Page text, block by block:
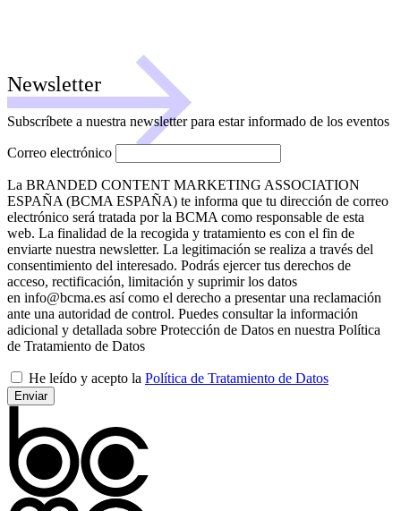
Newsletter
Subscríbete a nuestra newsletter para estar informado de los eventos
Correo electrónico
La BRANDED CONTENT MARKETING ASSOCIATION
ESPAÑA (BCMA ESPAÑA) te informa que tu dirección de correo
electrónico será tratada por la BCMA como responsable de esta
web. La finalidad de la recogida y tratamiento es con el fin de
enviarte nuestra newsletter. La legitimación se realiza a través del
consentimiento del interesado. Podrás ejercer tus derechos de
acceso, rectificación, limitación y suprimir los datos
en info@bcma.es así como el derecho a presentar una reclamación
ante una autoridad de control. Puedes consultar la información
adicional y detallada sobre Protección de Datos en nuestra Política
de Tratamiento de Datos
He leído y acepto la Política de Tratamiento de Datos